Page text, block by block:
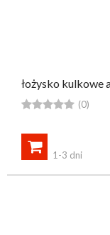
łożysko kulkowe
 (0)

1-3 dni